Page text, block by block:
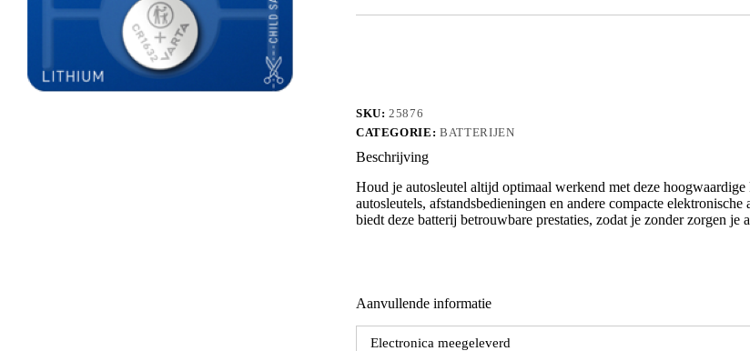
aantal
SKU:25876
CATEGORIE:BATTERIJEN
Beschrijving
Houd je autosleutel altijd optimaal werkend met deze
autosleutels, afstandsbedieningen en andere compacte
biedt deze batterij betrouwbare prestaties, zodat je zonder zorgen je
Aanvullende informatie
Electronica meegeleverd